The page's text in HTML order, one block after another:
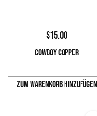
$15.00
COWBOY COPPER
Zum Warenkorb hinzufügen
Anzahl